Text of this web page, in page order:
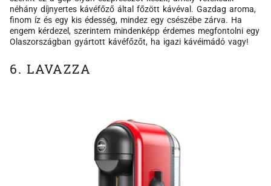
néhány díjnyertes kávéfőző által főzött kávéval. Gazdag aroma,
finom íz és egy kis édesség, mindez egy csészébe zárva. Ha
engem kérdezel, szerintem mindenképp érdemes megfontolni egy
Olaszországban gyártott kávéfőzőt, ha igazi kávéimádó vagy!
6. LAVAZZA